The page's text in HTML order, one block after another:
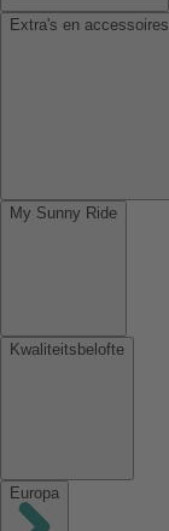
Extra's en accessoires
My Sunny Ride
Kwaliteitsbelofte
Europa